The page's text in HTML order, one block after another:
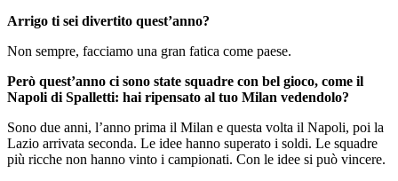
Arrigo ti sei divertito quest’anno?
Non sempre, facciamo una gran fatica come paese.
Però quest’anno ci sono state squadre con bel gioco, come il
Napoli di Spalletti: hai ripensato al tuo Milan vedendolo?
Sono due anni, l’anno prima il Milan e questa volta il Napoli, poi la
Lazio arrivata seconda. Le idee hanno superato i soldi. Le squadre
più ricche non hanno vinto i campionati. Con le idee si può vincere.